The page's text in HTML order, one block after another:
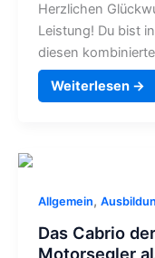
Herzlichen
Leistung! Du bist
diesen
Weiterlesen →
Allgemein,
Das Cabrio
Motorsegler